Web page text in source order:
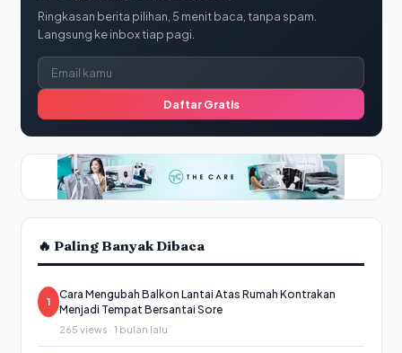
Ringkasan berita pilihan, 5 menit baca, tanpa spam.
Langsung ke inbox tiap pagi.
Daftar Gratis
🔥 Paling Banyak Dibaca
1
Cara Mengubah Balkon Lantai Atas Rumah Kontrakan
Menjadi Tempat Bersantai Sore
265 views · 1 bulan lalu